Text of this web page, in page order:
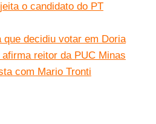
o candidato do PT
decidiu votar em Doria
reitor da PUC Minas
com Mario Tronti